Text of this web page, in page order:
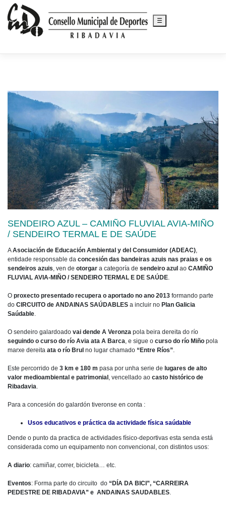
al
☰
SENDEIRO AZUL – CAMIÑO FLUVIAL AVIA-MIÑO
/ SENDEIRO TERMAL E DE SAÚDE
AAsociación de Educación Ambiental y del Consumidor (ADEAC)
entidade responsable da concesión das bandeiras azuis nas praias e os
sendeiros azuis , ven de otorgar a categoría de sendeiro azul ao CAMIÑO
FLUVIAL AVIA-MIÑO / SENDEIRO TERMAL E DE SAÚDE
O proxecto presentado recupera o aportado no ano 2013 formando parte
do CIRCUITO de ANDAINAS SAÚDABLES a incluir no Plan Galicia
Saúdable
O sendeiro galardoado vai dende A Veronza pola beira dereita do río
seguindo o curso do río Avia ata A Barca , e sigue o curso do río Miño pola
marxe dereita ata o río Brul no lugar chamado “Entre Ríos”
Este percorrido de 3 km e 180 m pasa por unha serie de lugares de alto
valor medioambiental e patrimonial , vencellado ao casto histórico de
Ribadavia
Para a concesión do galardón tiveronse en conta :
Usos educativos e práctica da actividade física saúdable
Dende o punto da practica de actividades físico-deportivas esta senda está
considerada como un equipamento non convencional, con distintos usos:
A diario: camiñar, correr, bicicleta… etc.
Eventos: Forma parte do circuito do “DÍA DA BICI”, “CARREIRA
PEDESTRE DE RIBADAVIA” e ANDAINAS SAUDABLES